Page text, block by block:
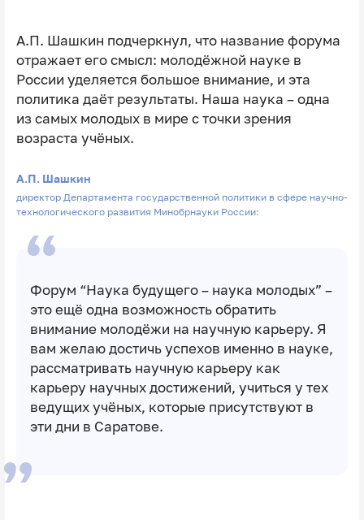
А.П. Шашкин подчеркнул, что название форума
отражает его смысл: молодёжной науке в
России уделяется большое внимание, и эта
политика даёт результаты. Наша наука – одна
из самых молодых в мире с точки зрения
возраста учёных.
А.П. Шашкин
директор Департамента государственной политики в сфере научно-
технологического развития Минобрнауки России:
Форум “Наука будущего – наука молодых” –
это ещё одна возможность обратить
внимание молодёжи на научную карьеру. Я
вам желаю достичь успехов именно в науке,
рассматривать научную карьеру как
карьеру научных достижений, учиться у тех
ведущих учёных, которые присутствуют в
эти дни в Саратове.